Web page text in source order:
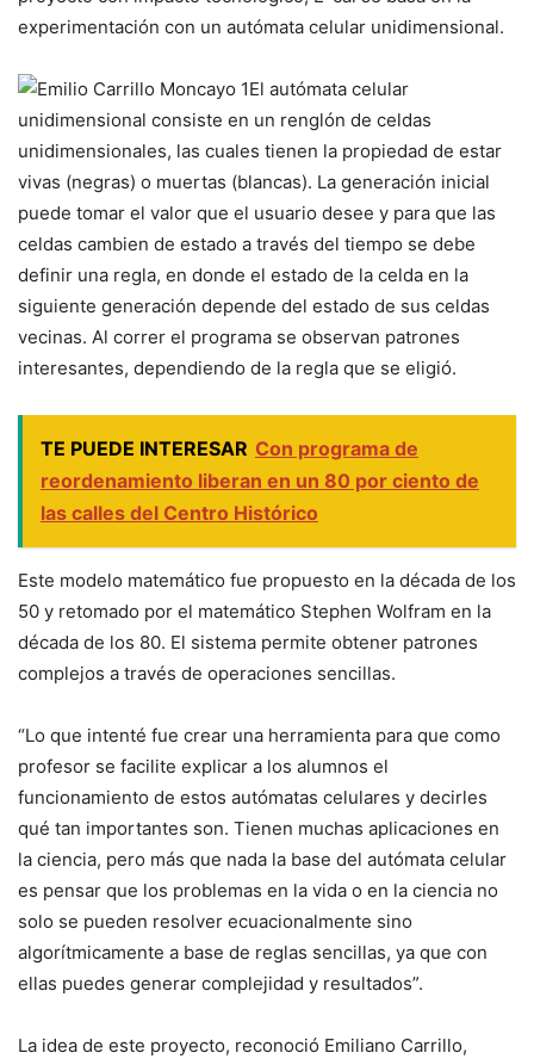
experimentación con un autómata celular unidimensional.
El autómata celular
unidimensional consiste en un renglón de celdas
unidimensionales, las cuales tienen la propiedad de estar
vivas (negras) o muertas (blancas). La generación inicial
puede tomar el valor que el usuario desee y para que las
celdas cambien de estado a través del tiempo se debe
definir una regla, en donde el estado de la celda en la
siguiente generación depende del estado de sus celdas
vecinas. Al correr el programa se observan patrones
interesantes, dependiendo de la regla que se eligió.
TE PUEDE INTERESAR Con programa de
reordenamiento liberan en un 80 por ciento de
las calles del Centro Histórico
Este modelo matemático fue propuesto en la década de los
50 y retomado por el matemático Stephen Wolfram en la
década de los 80. El sistema permite obtener patrones
complejos a través de operaciones sencillas.
“Lo que intenté fue crear una herramienta para que como
profesor se facilite explicar a los alumnos el
funcionamiento de estos autómatas celulares y decirles
qué tan importantes son. Tienen muchas aplicaciones en
la ciencia, pero más que nada la base del autómata celular
es pensar que los problemas en la vida o en la ciencia no
solo se pueden resolver ecuacionalmente sino
algorítmicamente a base de reglas sencillas, ya que con
ellas puedes generar complejidad y resultados”.
La idea de este proyecto, reconoció Emiliano Carrillo,